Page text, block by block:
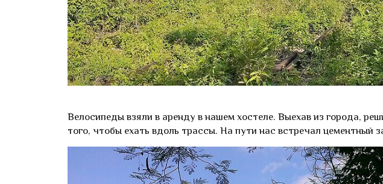
Велосипеды взяли в аренду в нашем хостеле. Выехав из города,
того, чтобы ехать вдоль трассы. На пути нас встречал цементный